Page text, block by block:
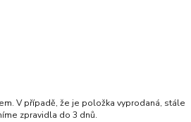
V případě, že je položka vyprodaná, stále
zpravidla do 3 dnů.